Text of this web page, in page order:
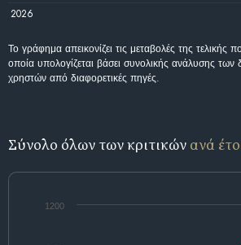
2026
Το γράφημα απεικονίζει τις μεταβολές της τελικής
οποία υπολογίζεται βάσει συνολικής ανάλυσης των
χρηστών από διαφορετικές πηγές.
Σύνολο όλων των κριτικών ανά
1200